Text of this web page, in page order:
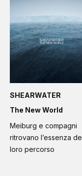
SHEARWATER
The New World
Meiburg e compagni
ritrovano l’essenza del
loro percorso